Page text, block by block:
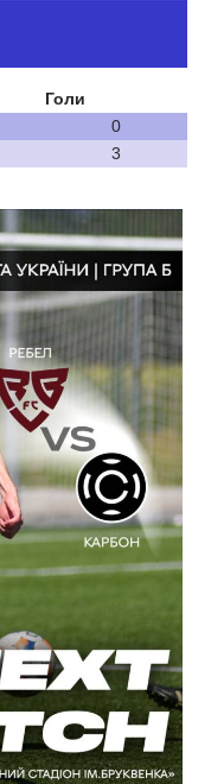
Голи
0
3